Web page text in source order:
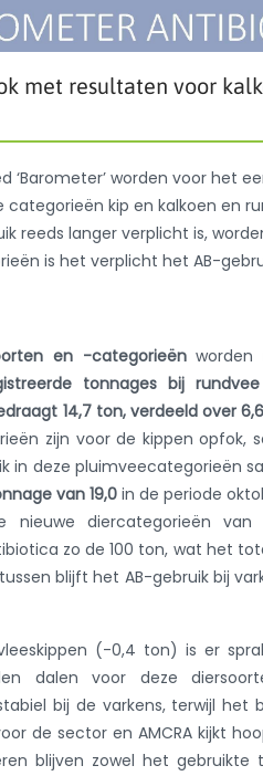
met resultaten voor
‘Barometer’ worden voor het
kip en kalkoen en
reeds langer verplicht is,
is het verplicht het AB-
en -categorieënworden
tonnages bij
14,7 ton, verdeeld over
zijn voor de kippen opfok,
in deze pluimveecategorieën
van 19,0 in de periode
nieuwe diercategorieën
zo de 100 ton, wat het
blijft het AB-gebruik bij
(-0,4 ton) is er
dalen voor deze
bij de varkens, terwijl
de sector en AMCRA kijkt
blijven zowel het